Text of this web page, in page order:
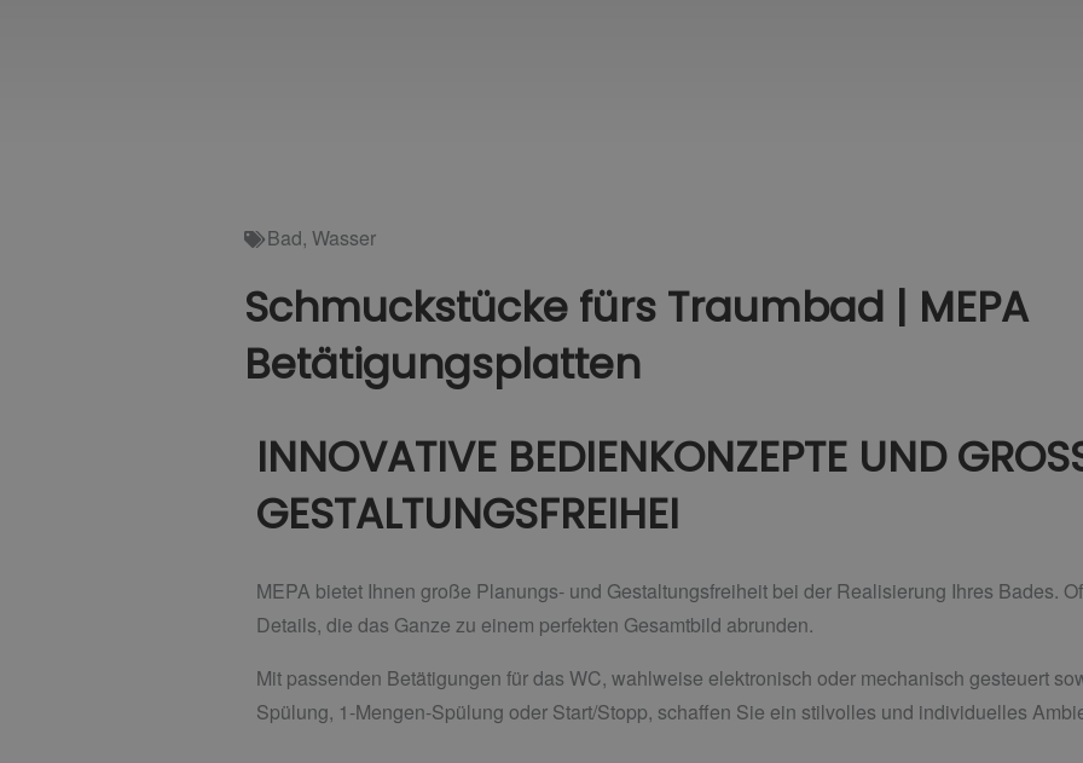
Bad, Wasser
Schmuckstücke fürs Traumbad | MEPA
Betätigungsplatten
INNOVATIVE BEDIENKONZEPTE UND
GESTALTUNGSFREIHEI
MEPA bietet Ihnen große Planungs- und Gestaltungsfreiheit bei der Realisierung Ihres Bades.
Details, die das Ganze zu einem perfekten Gesamtbild abrunden.
Mit passenden Betätigungen für das WC, wahlweise elektronisch oder mechanisch gesteuert
Spülung, 1-Mengen-Spülung oder Start/Stopp, schaffen Sie ein stilvolles und individuelles